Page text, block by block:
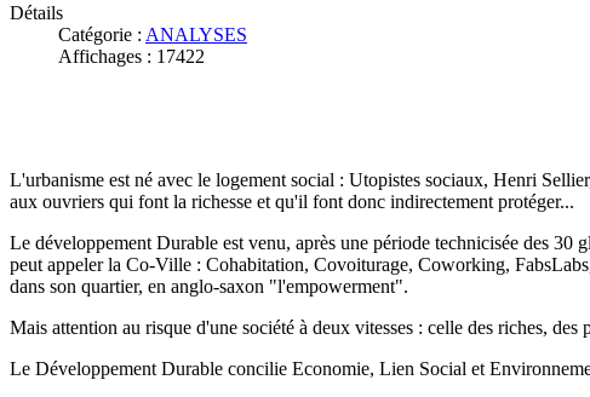
Détails
Catégorie : ANALYSES
Affichages : 17422
L'urbanisme est né avec le logement social : Utopistes sociaux, Henri
aux ouvriers qui font la richesse et qu'il font donc indirectement protéger...
Le développement Durable est venu, après une période technicisée des 30
peut appeler la Co-Ville : Cohabitation, Covoiturage, Coworking,
dans son quartier, en anglo-saxon "l'empowerment".
Mais attention au risque d'une société à deux vitesses : celle des riches,
Le Développement Durable concilie Economie, Lien Social et